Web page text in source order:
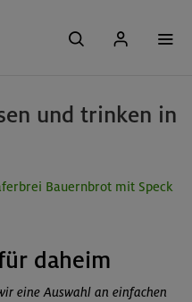
und trinken in
Bauernbrot mit Speck
daheim
eine Auswahl an einfachen